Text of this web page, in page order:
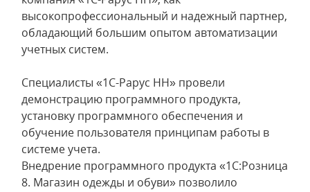
высокопрофессиональный и надежный партнер,
обладающий большим опытом автоматизации
учетных систем.
Специалисты «1С-Рарус НН» провели
демонстрацию программного продукта,
установку программного обеспечения и
обучение пользователя принципам работы в
системе учета.
Внедрение программного продукта «1C:Розница
8. Магазин одежды и обуви» позволило